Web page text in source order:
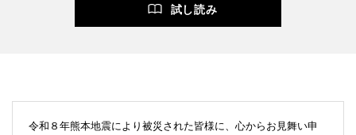
試し読み
令和８年熊本地震により被災された皆様に、心からお見舞い申